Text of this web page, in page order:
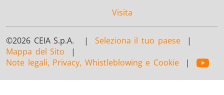
Visita
©2026 CEIA S.p.A. | Seleziona il tuo paese|
Mappa del Sito |
Note legali, Privacy, Whistleblowing e Cookie|